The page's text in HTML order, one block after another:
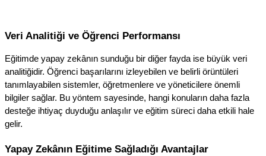
Veri Analitiği ve Öğrenci Performansı
Eğitimde yapay zekânın sunduğu bir diğer fayda ise büyük veri
analitiğidir. Öğrenci başarılarını izleyebilen ve belirli örüntüleri
tanımlayabilen sistemler, öğretmenlere ve yöneticilere önemli
bilgiler sağlar. Bu yöntem sayesinde, hangi konuların daha fazla
desteğe ihtiyaç duyduğu anlaşılır ve eğitim süreci daha etkili hale
gelir.
Yapay Zekânın Eğitime Sağladığı Avantajlar